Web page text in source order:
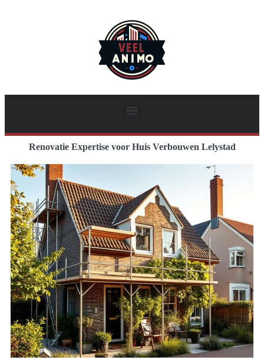
Renovatie Expertise voor Huis Verbouwen Lelystad